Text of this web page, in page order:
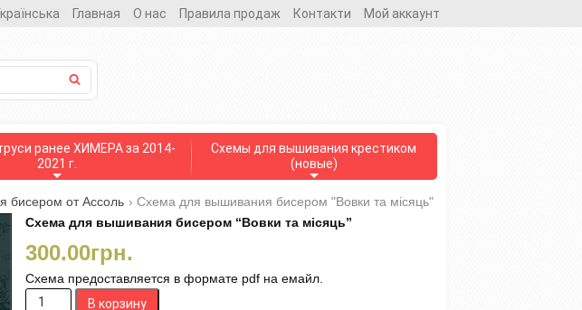
Главная О нас Правила продаж Контакти Мой аккаунт
ранее ХИМЕРА за 2014-
2021 г.
Схемы для вышивания крестиком
(новые)
бисером от Ассоль › Схема для вышивания бисером "Вовки та місяць"
Схема для вышивания бисером “Вовки та місяць”
300.00грн.
Схема предоставляется в формате pdf на емайл.
КоличествоВ корзину